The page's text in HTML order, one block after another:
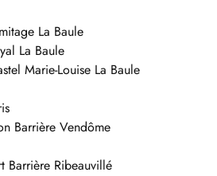
La Baule
La Baule
Marie-Louise La Baule
Barrière Vendôme
Barrière Ribeauvillé